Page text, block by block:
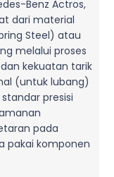
Benz Actros,
dari material
Steel) atau
melalui proses
kekuatan tarik
(untuk lubang)
presisi
pada
pakai komponen